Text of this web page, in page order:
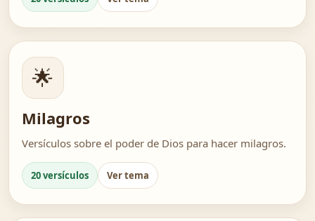
🌟
Milagros
Versículos sobre el poder de Dios para hacer milagros.
20 versículos Ver tema